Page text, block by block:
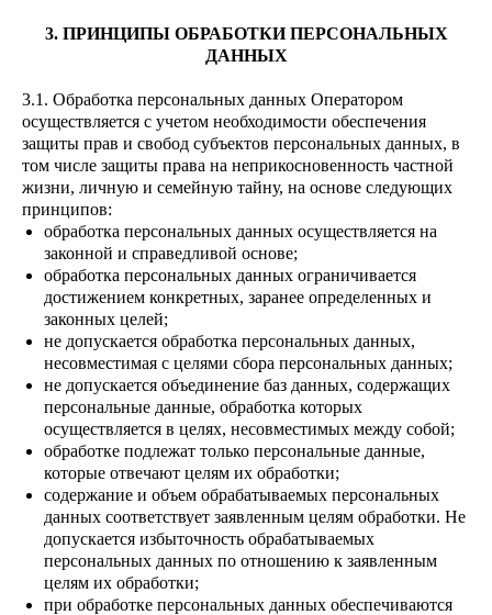
3. ПРИНЦИПЫ ОБРАБОТКИ ПЕРСОНАЛЬНЫХ
ДАННЫХ
3.1. Обработка персональных данных Оператором
осуществляется с учетом необходимости обеспечения
защиты прав и свобод субъектов персональных данных, в
том числе защиты права на неприкосновенность частной
жизни, личную и семейную тайну, на основе следующих
принципов:
обработка персональных данных осуществляется на
законной и справедливой основе;
обработка персональных данных ограничивается
достижением конкретных, заранее определенных и
законных целей;
не допускается обработка персональных данных,
несовместимая с целями сбора персональных данных;
не допускается объединение баз данных, содержащих
персональные данные, обработка которых
осуществляется в целях, несовместимых между собой;
обработке подлежат только персональные данные,
которые отвечают целям их обработки;
содержание и объем обрабатываемых персональных
данных соответствует заявленным целям обработки. Не
допускается избыточность обрабатываемых
персональных данных по отношению к заявленным
целям их обработки;
при обработке персональных данных обеспечиваются